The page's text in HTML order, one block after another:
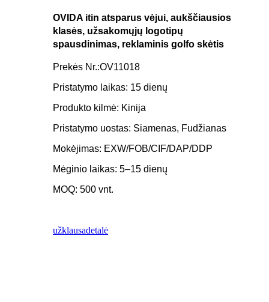
OVIDA itin atsparus vėjui, aukščiausios
klasės, užsakomųjų logotipų
spausdinimas, reklaminis golfo skėtis
Prekės Nr.:OV11018
Pristatymo laikas: 15 dienų
Produkto kilmė: Kinija
Pristatymo uostas: Siamenas, Fudžianas
Mokėjimas: EXW/FOB/CIF/DAP/DDP
Mėginio laikas: 5–15 dienų
MOQ: 500 vnt.
užklausadetalė